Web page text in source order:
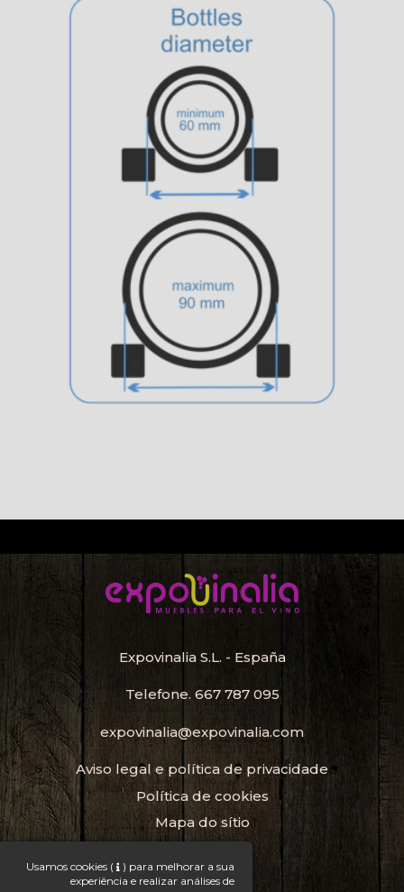
Usamos cookies ( ) para melhorar a sua
experiência e realizar análises de
Expovinalia S.L. - España
Telefone. 667 787 095
expovinalia@expovinalia.com
Aviso legal e política de privacidade
Política de cookies
Mapa do sítio
Garrafeira